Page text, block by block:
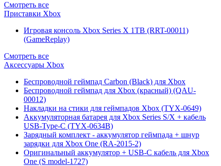
Смотреть все
Приставки Xbox
Игровая консоль Xbox Series X 1TB (RRT-00011)
(GameReplay)
Смотреть все
Аксессуары Xbox
Беспроводной геймпад Carbon (Black) для Xbox
Беспроводной геймпад для Xbox (красный) (QAU-
00012)
Накладки на стики для геймпадов Xbox (TYX-0649)
Аккумуляторная батарея для Xbox Series S/X + кабель
USB-Type-C (TYX-0634B)
Зарядный комплект - аккумулятор геймпада + шнур
зарядки для Xbox One (RA-2015-2)
Оригинальный аккумулятор + USB-C кабель для Xbox
One (S model-1727)